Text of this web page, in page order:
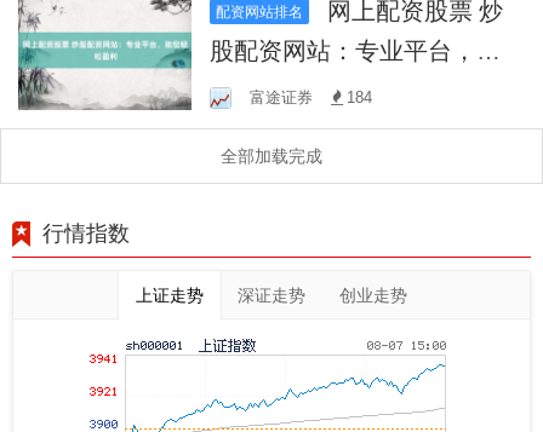
配资网站排名
股配资网站：专业平台，助
您轻松盈利
富途证券 184
全部加载完成
行情指数
上证走势 深证走势 创业走势